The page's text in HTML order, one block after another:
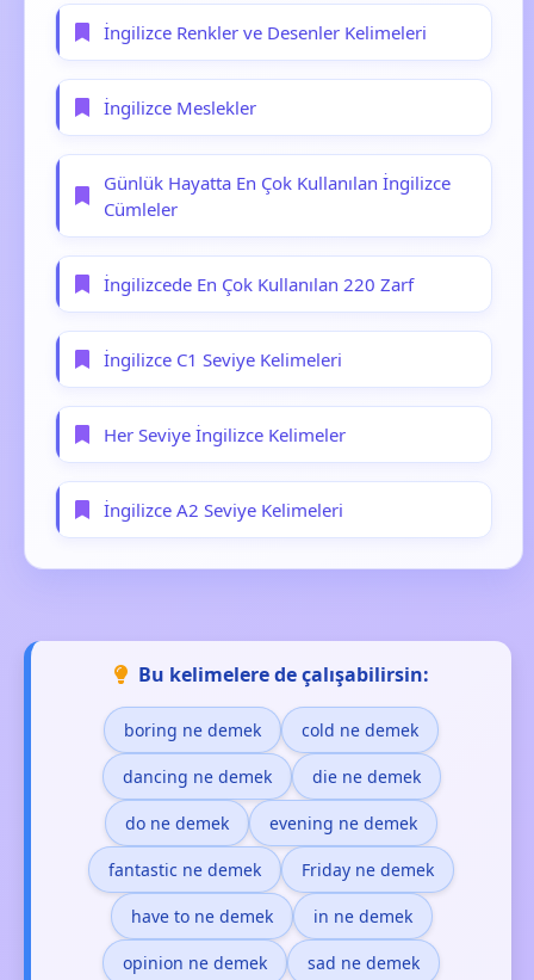
İngilizce Renkler ve Desenler Kelimeleri
İngilizce Meslekler
Günlük Hayatta En Çok Kullanılan İngilizce
Cümleler
İngilizcede En Çok Kullanılan 220 Zarf
İngilizce C1 Seviye Kelimeleri
Her Seviye İngilizce Kelimeler
İngilizce A2 Seviye Kelimeleri
Bu kelimelere de çalışabilirsin:
boring ne demek cold ne demek
dancing ne demek die ne demek
do ne demek evening ne demek
fantastic ne demek Friday ne demek
have to ne demek in ne demek
opinion ne demek sad ne demek